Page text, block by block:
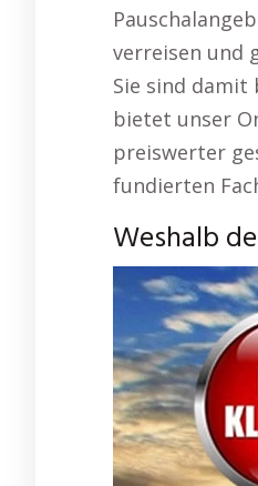
verreisen und
Sie sind damit
bietet unser
preiswerter
fundierten
Weshalb